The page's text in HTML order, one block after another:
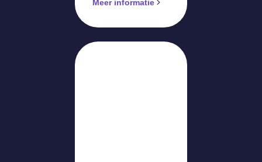
Meer informatie